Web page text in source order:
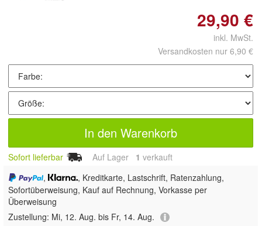
29,90 €
inkl. MwSt.
Versandkosten nur 6,90 €
In den Warenkorb
Sofort lieferbar Auf Lager 1 verkauft
,
, Kreditkarte, Lastschrift, Ratenzahlung,
Sofortüberweisung, Kauf auf Rechnung, Vorkasse per
Überweisung
Zustellung: Mi, 12. Aug. bis Fr, 14. Aug.